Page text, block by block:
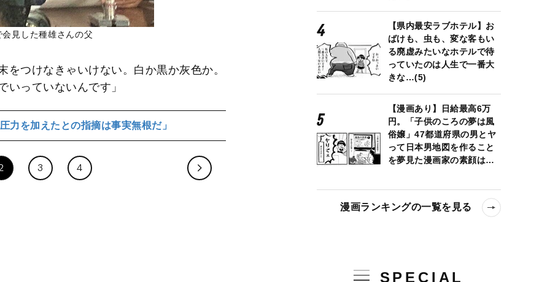
見した種雄さんの父
をつけなきゃいけない。白か黒か灰色か。
いっていないんです」
力を加えたとの指摘は事実無根だ」
3 4
【県内最安ラブホテル】お
ばけも、虫も、変な客もい
る廃虚みたいなホテルで待
っていたのは人生で一番大
きな…(5)
【漫画あり】日給最高6万
円。「子供のころの夢は風
俗嬢」47都道府県の男とヤ
って日本男地図を作ること
を夢見た漫画家の素顔は…
漫画ランキングの一覧を見る
SPECIAL